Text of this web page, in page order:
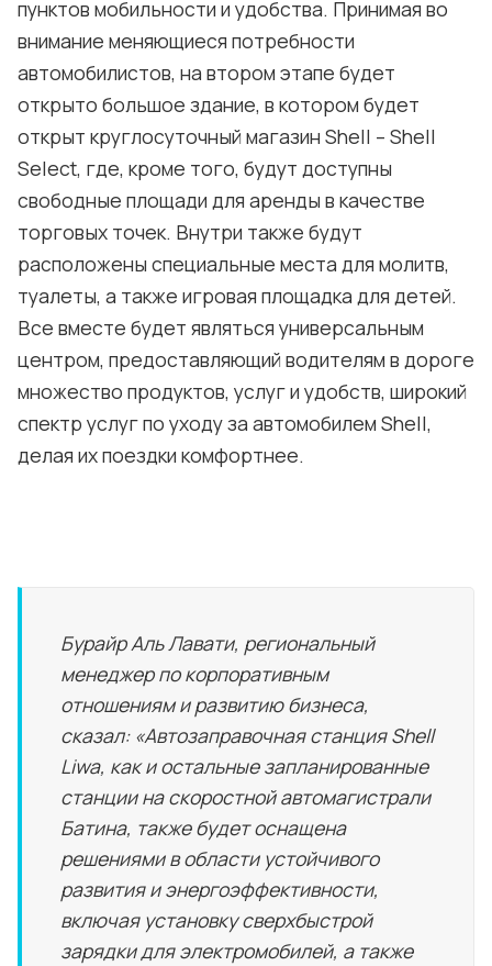
пунктов мобильности и удобства. Принимая во
внимание меняющиеся потребности
автомобилистов, на втором этапе будет
открыто большое здание, в котором будет
открыт круглосуточный магазин Shell – Shell
Select, где, кроме того, будут доступны
свободные площади для аренды в качестве
торговых точек. Внутри также будут
расположены специальные места для молитв,
туалеты, а также игровая площадка для детей.
Все вместе будет являться универсальным
центром, предоставляющий водителям в дороге
множество продуктов, услуг и удобств, широкий
спектр услуг по уходу за автомобилем Shell,
делая их поездки комфортнее.
Бурайр Аль Лавати, региональный
менеджер по корпоративным
отношениям и развитию бизнеса,
сказал: «Автозаправочная станция Shell
Liwa, как и остальные запланированные
станции на скоростной автомагистрали
Батина, также будет оснащена
решениями в области устойчивого
развития и энергоэффективности,
включая установку сверхбыстрой
зарядки для электромобилей, а также